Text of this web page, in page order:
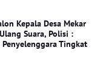
Kepala Desa Mekar
Suara, Polisi :
Tingkat